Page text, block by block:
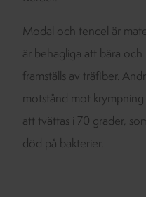
Modal och tencel är
är behagliga att bära
framställs av träfiber.
motstånd mot
att tvättas i 70 grader,
död på bakterier.